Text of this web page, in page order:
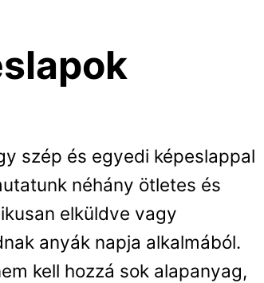
szép és egyedi képeslappal
néhány ötletes és
elküldve vagy
anyák napja alkalmából.
kell hozzá sok alapanyag,